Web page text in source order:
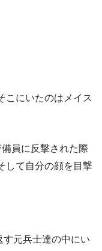
にいたのはメイス
員に反撃された際
して自分の顔を目撃
元兵士達の中にい